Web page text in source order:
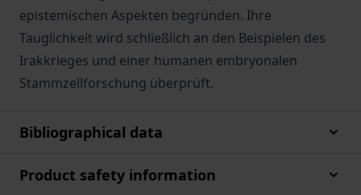
epistemischen Aspekten begründen. Ihre
Tauglichkeit wird schließlich an den Beispielen des
Irakkrieges und einer humanen embryonalen
Stammzellforschung überprüft.
Bibliographical data
Product safety information